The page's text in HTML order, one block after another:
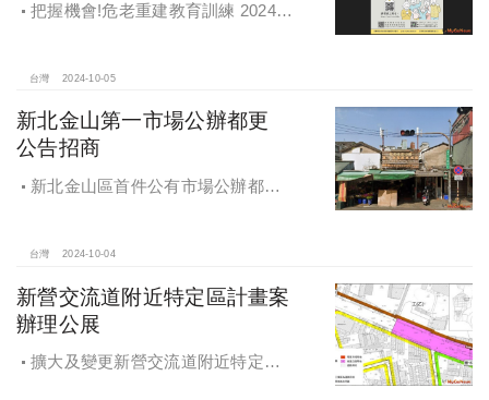
把握機會!危老重建教育訓練 2024年
台灣 2024-10-05
新北金山第一市場公辦都更
公告招商
新北金山區首件公有市場公辦都更
台灣 2024-10-04
新營交流道附近特定區計畫案
辦理公展
擴大及變更新營交流道附近特定區